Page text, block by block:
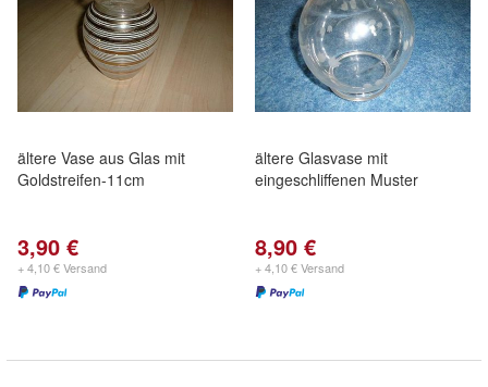
ältere Vase aus Glas mit
Goldstreifen-11cm
3,90 €
+ 4,10 € Versand
ältere Glasvase mit
eingeschliffenen Muster
8,90 €
+ 4,10 € Versand